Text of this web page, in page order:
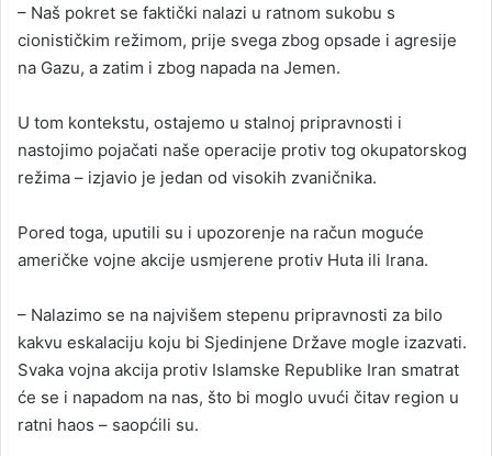
– Naš pokret se faktički nalazi u ratnom sukobu s
cionističkim režimom, prije svega zbog opsade i agresije
na Gazu, a zatim i zbog napada na Jemen.
U tom kontekstu, ostajemo u stalnoj pripravnosti i
nastojimo pojačati naše operacije protiv tog okupatorskog
režima – izjavio je jedan od visokih zvaničnika.
Pored toga, uputili su i upozorenje na račun moguće
američke vojne akcije usmjerene protiv Huta ili Irana.
– Nalazimo se na najvišem stepenu pripravnosti za bilo
kakvu eskalaciju koju bi Sjedinjene Države mogle izazvati.
Svaka vojna akcija protiv Islamske Republike Iran smatrat
će se i napadom na nas, što bi moglo uvući čitav region u
ratni haos – saopćili su.